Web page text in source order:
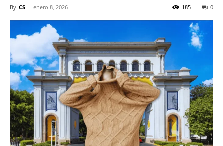
By CS - enero 8, 2026 0
185